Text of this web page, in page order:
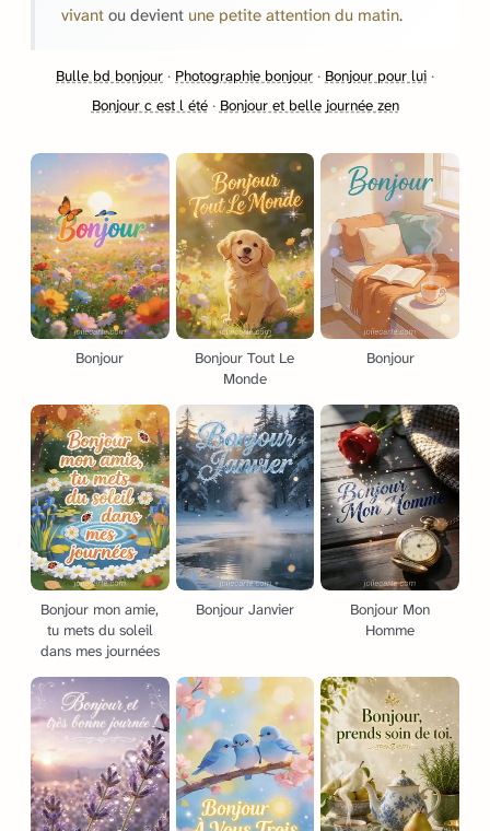
vivant ou devient une petite attention du matin.
Bulle bd bonjour · Photographie bonjour · Bonjour pour lui ·
Bonjour c est l été· Bonjour et belle journée zen
Bonjour
Bonjour Tout Le
Monde
Bonjour
Bonjour mon amie,
tu mets du soleil
dans mes journées
Bonjour Janvier
Bonjour Mon
Homme